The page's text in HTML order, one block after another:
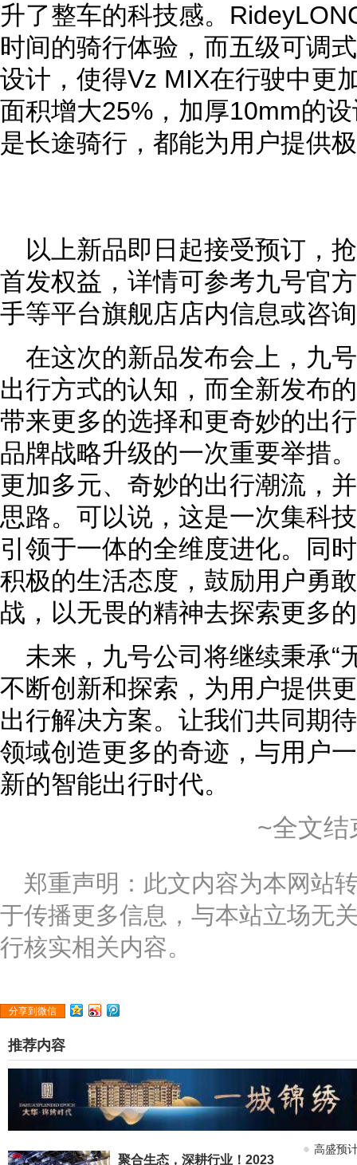
升了整车的科技感。
时间的骑行体验，而五级可调
设计，使得Vz MIX在行驶中更
面积增大25%，加厚10mm的
是长途骑行，都能为用户提供
以上新品即日起接受预订，
首发权益，详情可参考九号官
手等平台旗舰店店内信息或咨
在这次的新品发布会上，九
出行方式的认知，而全新发布
带来更多的选择和更奇妙的出
品牌战略升级的一次重要举措
更加多元、奇妙的出行潮流，
思路。可以说，这是一次集科
引领于一体的全维度进化。同
积极的生活态度，鼓励用户勇
战，以无畏的精神去探索更多
未来，九号公司将继续秉承“
不断创新和探索，为用户提供
出行解决方案。让我们共同期
领域创造更多的奇迹，与用户
新的智能出行时代。
~全文结
郑重声明：此文内容为本网站
于传播更多信息，与本站立场无
行核实相关内容。
分享到微信
推荐内容
聚合生态，深耕行业！2023
高盛预